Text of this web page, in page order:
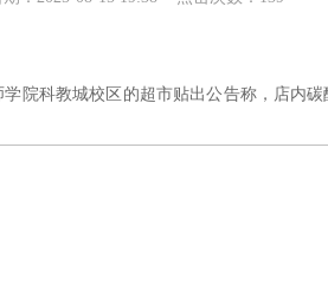
院科教城校区的超市贴出公告称，店内